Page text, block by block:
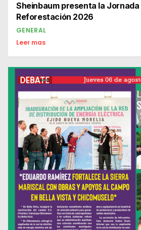
Sheinbaum presenta la
Reforestación 2026
GENERAL
Leer mas